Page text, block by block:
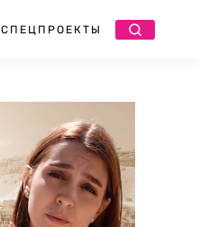
СПЕЦПРОЕКТЫ